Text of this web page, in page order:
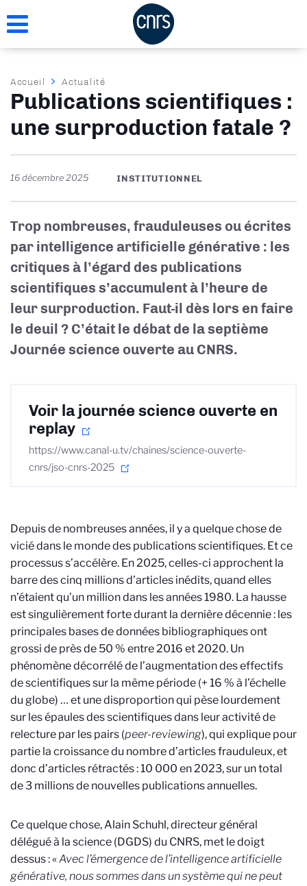
au
Fil
d'Ariane
Accueil Actualité
Publications scientifiques :
une surproduction fatale ?
16 décembre 2025 INSTITUTIONNEL
Trop nombreuses, frauduleuses ou écrites
par intelligence artificielle générative : les
critiques à l’égard des publications
scientifiques s’accumulent à l’heure de
leur surproduction. Faut-il dès lors en faire
le deuil ? C’était le débat de la septième
Journée science ouverte au CNRS.
Voir la journée science ouverte en
replay
https://www.canal-u.tv/chaines/science-ouverte-
cnrs/jso-cnrs-2025
Depuis de nombreuses années, il y a quelque chose de
vicié dans le monde des publications scientifiques. Et ce
processus s’accélère. En 2025, celles-ci approchent la
barre des cinq millions d’articles inédits, quand elles
n’étaient qu’un million dans les années 1980. La hausse
est singulièrement forte durant la dernière décennie : les
principales bases de données bibliographiques ont
grossi de près de 50 % entre 2016 et 2020. Un
phénomène décorrélé de l’augmentation des effectifs
de scientifiques sur la même période (+ 16 % à l’échelle
du globe) … et une disproportion qui pèse lourdement
sur les épaules des scientifiques dans leur activité de
relecture par les pairs (peer-reviewing), qui explique pour
partie la croissance du nombre d’articles frauduleux, et
donc d’articles rétractés : 10 000 en 2023, sur un total
de 3 millions de nouvelles publications annuelles.
Ce quelque chose, Alain Schuhl, directeur général
délégué à la science (DGDS) du CNRS, met le doigt
dessus : «Avec l’émergence de l’intelligence artificielle
générative, nous sommes dans un système qui ne peut